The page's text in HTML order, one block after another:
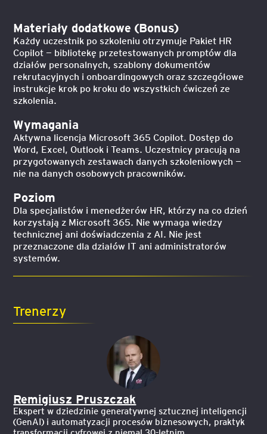
Materiały dodatkowe (Bonus)
Każdy uczestnik po szkoleniu otrzymuje Pakiet HR
Copilot — bibliotekę przetestowanych promptów dla
działów personalnych, szablony dokumentów
rekrutacyjnych i onboardingowych oraz szczegółowe
instrukcje krok po kroku do wszystkich ćwiczeń ze
szkolenia.
Wymagania
Aktywna licencja Microsoft 365 Copilot. Dostęp do
Word, Excel, Outlook i Teams. Uczestnicy pracują na
przygotowanych zestawach danych szkoleniowych —
nie na danych osobowych pracowników.
Poziom
Dla specjalistów i menedżerów HR, którzy na co dzień
korzystają z Microsoft 365. Nie wymaga wiedzy
technicznej ani doświadczenia z AI. Nie jest
przeznaczone dla działów IT ani administratorów
systemów.
Trenerzy
Remigiusz Pruszczak
Ekspert w dziedzinie generatywnej sztucznej inteligencji
(GenAI) i automatyzacji procesów biznesowych, praktyk